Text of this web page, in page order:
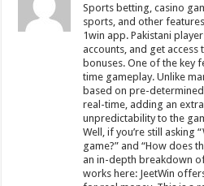
Sports betting, casino
sports, and other
1win app. Pakistani
accounts, and get
bonuses. One of the key
time gameplay. Unlike
based on pre-
real-time, adding an
unpredictability to the
Well, if you’re still asking
game?” and “How does
an in-depth breakdown of
works here: JeetWin